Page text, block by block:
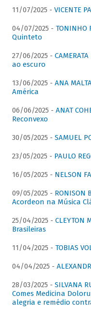
11/07/2025 - VICENTE
04/07/2025 - TONINHO
Quinteto
27/06/2025 -
ao escuro
13/06/2025 - ANA
América
06/06/2025 - ANAT
Reconvexo
30/05/2025 - SAMUEL
23/05/2025 - PAULO
16/05/2025 - NELSON
09/05/2025 - RONISON
Acordeon na Música
25/04/2025 - CLEYTON
Brasileiras
11/04/2025 - TOBIAS
04/04/2025 -
28/03/2025 - SILVANA
Comes Medicina
alegria e remédio